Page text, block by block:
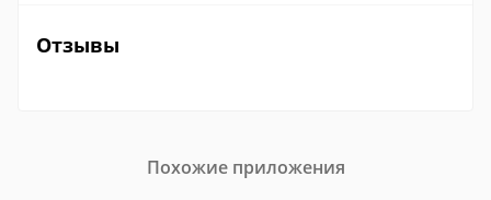
Отзывы
Похожие приложения